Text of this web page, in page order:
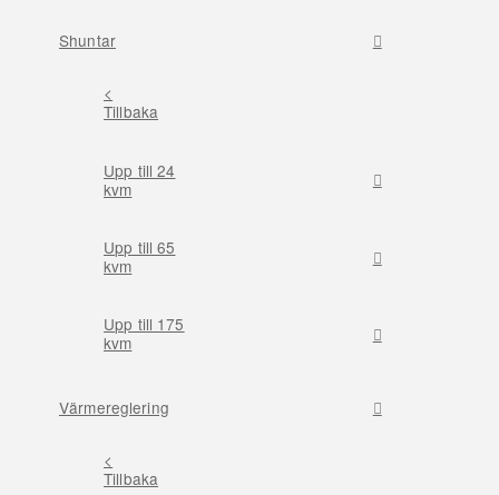
Shuntar
<
Tillbaka
Upp till 24
kvm
Upp till 65
kvm
Upp till 175
kvm
Värmereglering
<
Tillbaka